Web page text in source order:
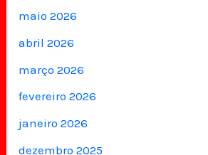
maio 2026
abril 2026
março 2026
fevereiro 2026
janeiro 2026
dezembro 2025